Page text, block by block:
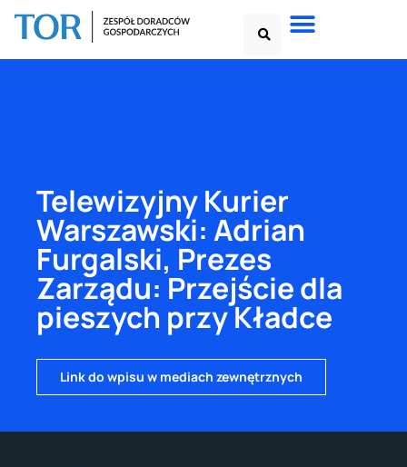
Telewizyjny Kurier
Warszawski: Adrian
Furgalski, Prezes
Zarządu: Przejście dla
pieszych przy Kładce
Link do wpisu w mediach zewnętrznych